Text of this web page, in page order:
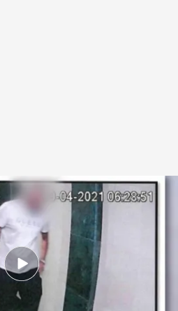
perdió la vida en
de 2021 tras recibir tres